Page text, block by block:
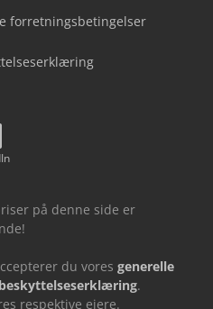
forretningsbetingelser
på denne side er
du vores generelle
.
respektive ejere.